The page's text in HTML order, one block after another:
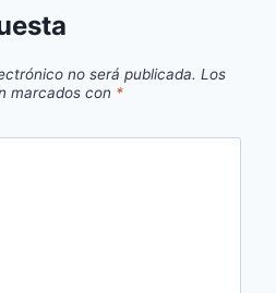
no será publicada. Los
marcados con *